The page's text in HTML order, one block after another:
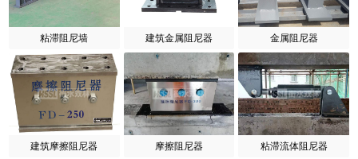
粘滞阻尼墙 建筑金属阻尼器 金属阻尼器
建筑摩擦阻尼器 摩擦阻尼器 粘滞流体阻尼器